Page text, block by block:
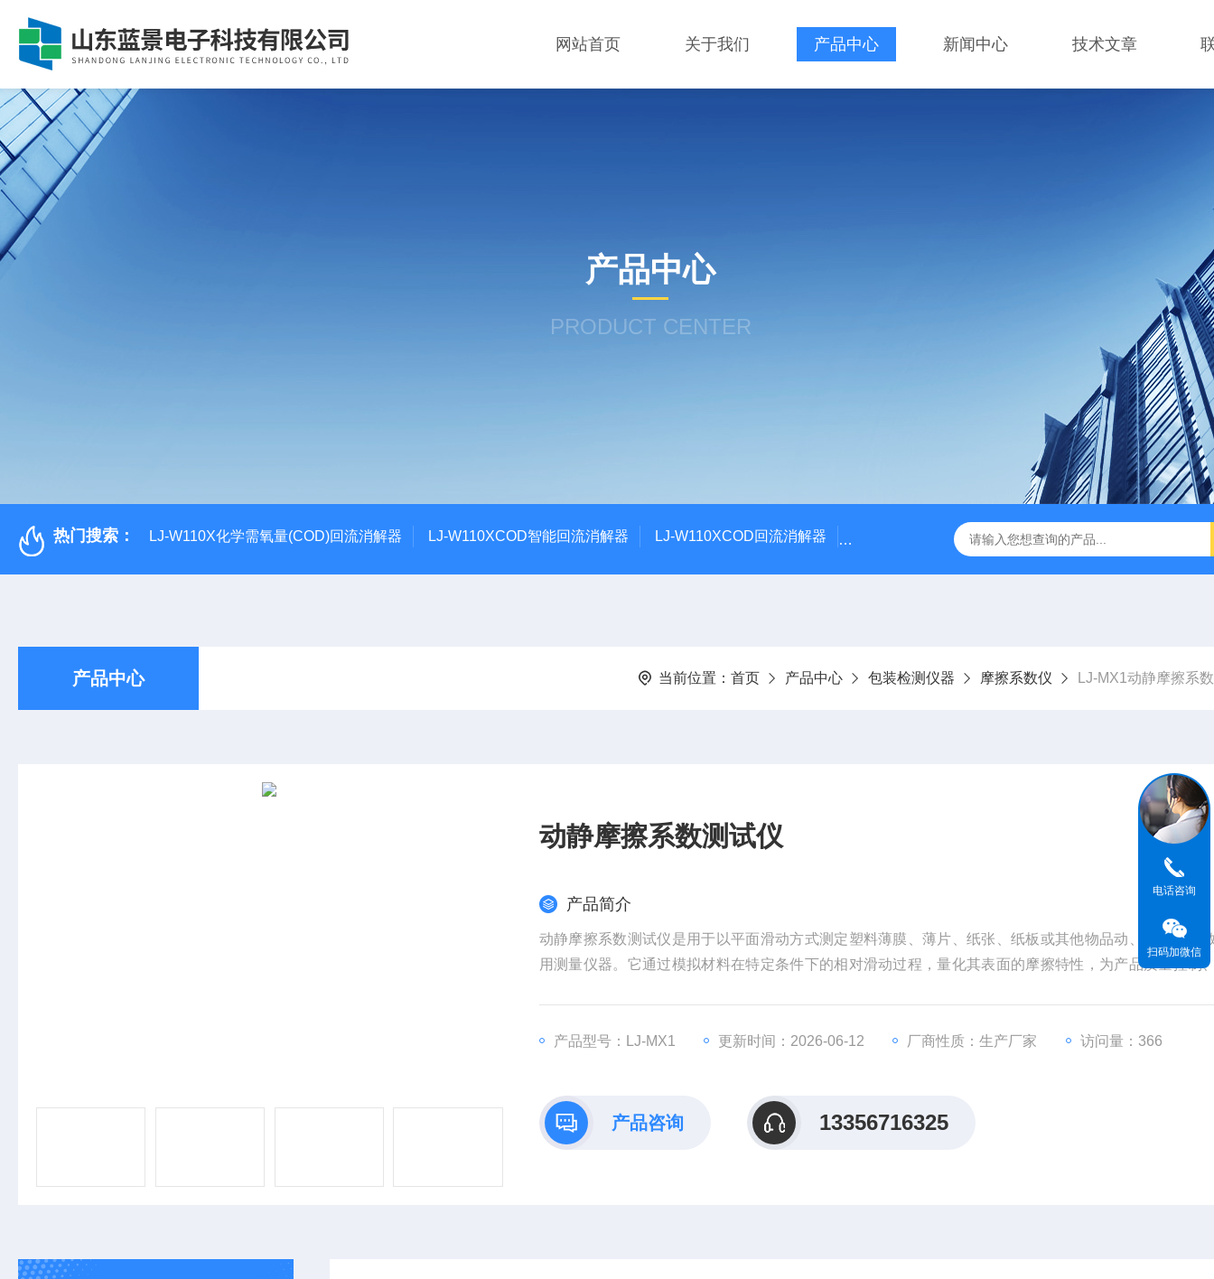
网站首页 关于我们 产品中心 新闻中心 技术文章
产品中心
PRODUCT CENTER
热门搜索： LJ-W110X化学需氧量(COD)回流消解器 LJ-W110XCOD智能回流消解器 LJ-W110XCOD回流消解器 LJ-W110X标准COD消解器 LJ-W110XCOD消解器
产品中心 当前位置： 首页 产品中心 包装检测仪器 摩擦系数仪 LJ-MX1动静摩擦系
动静摩擦系数测试仪
产品简介
动静摩擦系数测试仪是用于以平面滑动方式测定塑料薄膜、薄片、纸张、纸板或其他物品动、静摩擦系
用测量仪器。它通过模拟材料在特定条件下的相对滑动过程，量化其表面的摩擦特性，为产品质量控制
产品型号：LJ-MX1 更新时间：2026-06-12 厂商性质：生产厂家 访问量：366
产品咨询 13356716325
电话咨询
扫码加微信